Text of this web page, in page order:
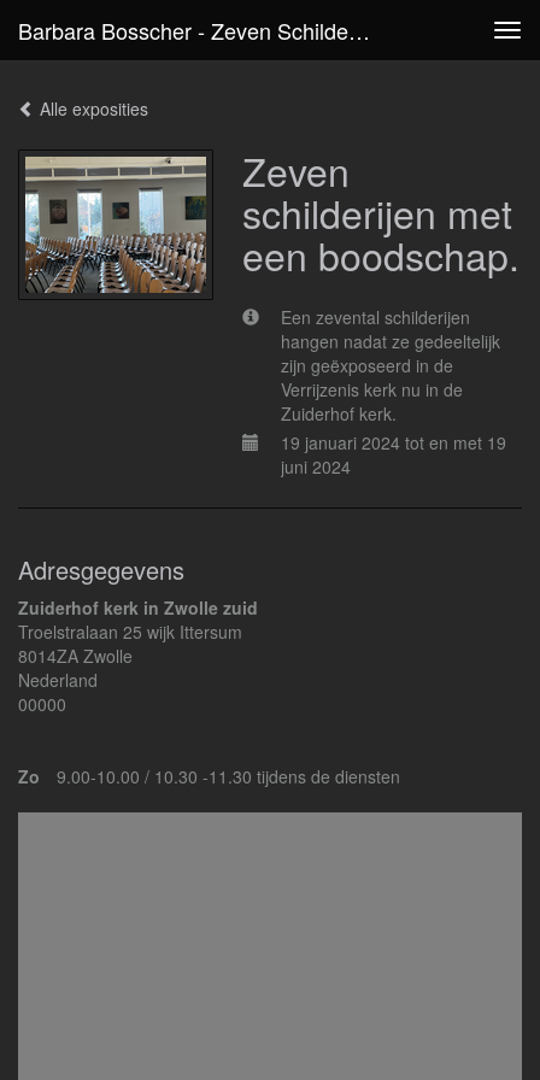
Barbara Bosscher - Zeven Schilderijen Met Een Boodschap.
Alle exposities
Zeven
schilderijen met
een boodschap.
Een zevental schilderijen
hangen nadat ze gedeeltelijk
zijn geëxposeerd in de
Verrijzenis kerk nu in de
Zuiderhof kerk.
19 januari 2024 tot en met 19
juni 2024
Adresgegevens
Zuiderhof kerk in Zwolle zuid
Troelstralaan 25 wijk Ittersum
8014ZA Zwolle
Nederland
00000
Zo 9.00-10.00 / 10.30 -11.30 tijdens de diensten